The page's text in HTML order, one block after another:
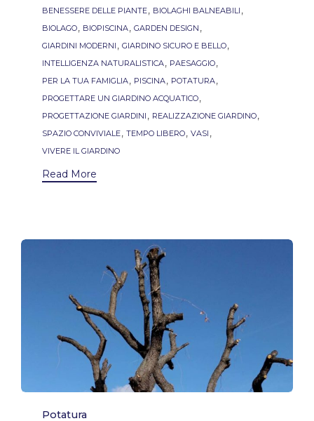
BENESSERE DELLE PIANTE, BIOLAGHI BALNEABILI ,
BIOLAGO, BIOPISCINA, GARDEN DESIGN ,
GIARDINI MODERNI , GIARDINO SICURO E BELLO,
INTELLIGENZA NATURALISTICA, PAESAGGIO,
PER LA TUA FAMIGLIA, PISCINA, POTATURA,
PROGETTARE UN GIARDINO ACQUATICO,
PROGETTAZIONE GIARDINI , REALIZZAZIONE GIARDINO,
SPAZIO CONVIVIALE, TEMPO LIBERO, VASI ,
VIVERE IL GIARDINO
Read More
Category
Potatura